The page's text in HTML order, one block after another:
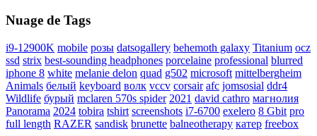
Nuage de Tags
i9-12900K mobile розы datsogallery behemoth galaxy Titanium ocz
ssd strix best-sounding headphones porcelaine professional blurred
iphone 8 white melanie delon quad g502 microsoft mittelbergheim
Animals белый keyboard волк vccv corsair afc jomsosial ddr4
Wildlife бурый mclaren 570s spider 2021 david cathro магнолия
Panorama 2024 tobira tshirt screenshots i7-6700 exelero 8 Gbit pro
full length RAZER sandisk brunette balneotherapy катер freebox